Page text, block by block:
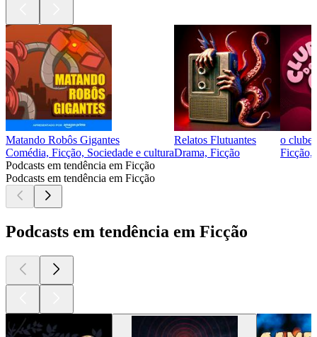
Matando Robôs Gigantes
Comédia, Ficção, Sociedade e cultura
Relatos Flutuantes
Drama, Ficção
o clube
Ficção,
Podcasts em tendência em Ficção
Podcasts em tendência em Ficção
Podcasts em tendência em Ficção